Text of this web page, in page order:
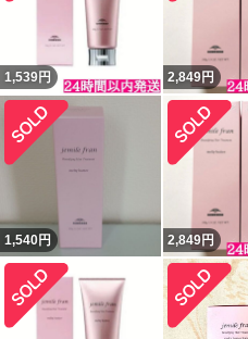
1,539円 2,849円
1,540円 2,849円